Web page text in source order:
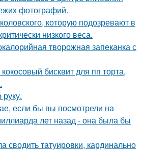
фотографий.
которую подозревают в
низкого веса.
творожная запеканка с
бисквит для пп торта,
если бы вы посмотрели на
лет назад - она была бы
сводить татуировки, кардинально